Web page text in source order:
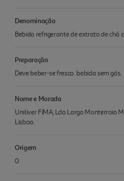
Denominação
Bebida refrigerante de extrato de chá
Preparação
Deve beber-se fresco. bebida sem gás.
Nome e Morada
Uniliver FIMA, Lda Largo Monterroio
Lisboa.
Origem
0